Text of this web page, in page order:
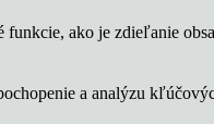
ako je zdieľanie
a analýzu